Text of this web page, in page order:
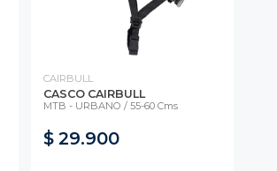
CAIRBULL
CASCO CAIRBULL
MTB - URBANO / 55-60 Cms
$ 29.900